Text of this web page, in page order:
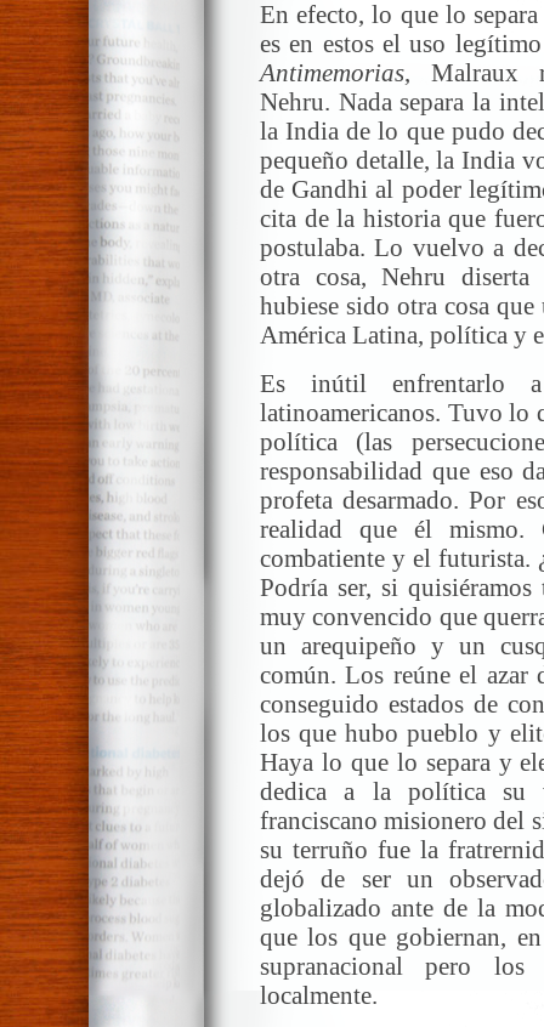
En efecto, lo que lo
es en estos el uso
Antimemorias, Malraux
Nehru. Nada separa la
la India de lo que pudo
pequeño detalle, la India
de Gandhi al poder
cita de la historia que
postulaba. Lo vuelvo a
otra cosa, Nehru
hubiese sido otra cosa
América Latina, política y
Es inútil enfrentarlo a
latinoamericanos. Tuvo lo
política (las
responsabilidad que eso
profeta desarmado. Por
realidad que él
combatiente y el futurista.
Podría ser, si
muy convencido que
un arequipeño y un
común. Los reúne el azar
conseguido estados de
los que hubo pueblo y
Haya lo que lo separa y
dedica a la política su
franciscano misionero del
su terruño fue la
dejó de ser un
globalizado ante de la
que los que gobiernan,
supranacional pero
localmente.